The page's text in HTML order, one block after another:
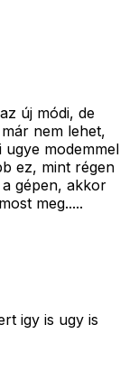
új módi, de
nem lehet,
modemmel
ez, mint régen
gépen, akkor
meg.....
igy is ugy is